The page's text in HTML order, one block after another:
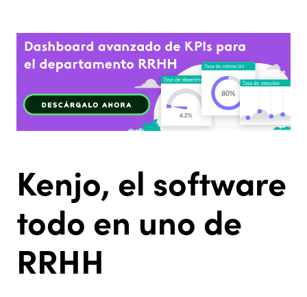
Kenjo, el software
todo en uno de
RRHH